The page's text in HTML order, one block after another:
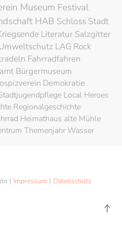
Museum Festival
HAB Schloss Stadt
Literatur Salzgitter
LAG Rock
Fahrradfahren
Bürgermuseum
Demokratie
Local Heroes
Regionalgeschichte
Heimathaus alte Mühle
Themenjahr Wasser
| Impressum | Datenschutz